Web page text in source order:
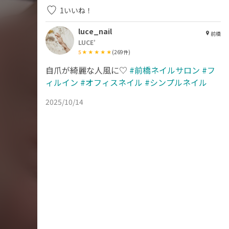
1いいね！
luce_nail
LUCE’
5 (269件)
前橋
自爪が綺麗な人風に♡ #前橋ネイルサロン #フ
ィルイン #オフィスネイル #シンプルネイル
2025/10/14